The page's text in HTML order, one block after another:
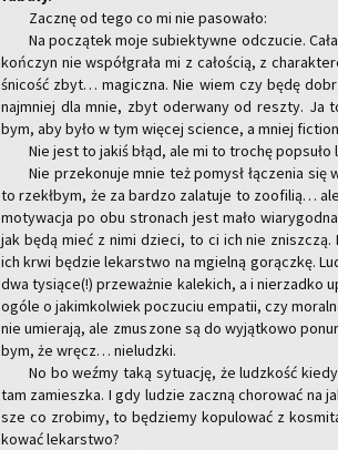
Za­cznę od tego co mi nie pa­so­wa­ło:
Na po­czą­tek moje su­biek­tyw­ne od­czu­cie.
koń­czyn nie współ­gra­ła mi z ca­ło­ścią, z
śni­cość zbyt… ma­gicz­na. Nie wiem czy będę
naj­mniej dla mnie, zbyt ode­rwa­ny od resz­ty. Ja
bym, aby było w tym wię­cej scien­ce, a mniej
Nie jest to jakiś błąd, ale mi to tro­chę po­psu­ło
Nie prze­ko­nu­je mnie też po­mysł łą­cze­nia
to rzekł­bym, że za bar­dzo za­la­tu­je to zoo­fi­lią…
mo­ty­wa­cja po obu stro­nach jest mało
jak będą mieć z nimi dzie­ci, to ci ich nie
ich krwi bę­dzie le­kar­stwo na mgiel­ną go­rącz­kę.
dwa ty­sią­ce(!) prze­waż­nie ka­le­kich, a i nie­rzad­ko
ogóle o ja­kim­kol­wiek po­czu­ciu em­pa­tii, czy
nie umie­ra­ją, ale zmu­szo­ne są do wy­jąt­ko­wo
bym, że wręcz… nie­ludz­ki.
No bo weźmy taką sy­tu­ację, że ludz­kość
tam za­miesz­ka. I gdy lu­dzie za­czną cho­ro­wać na
sze co zro­bi­my, to bę­dzie­my ko­pu­lo­wać z
ko­wać le­kar­stwo?